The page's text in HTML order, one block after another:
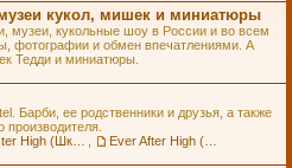
кукол, мишек и миниатюры
музеи, кукольные шоу в России и во всем
фотографии и обмен впечатлениями. А
Тедди и миниатюры.
Барби, ее родственники и друзья, а также
производителя.